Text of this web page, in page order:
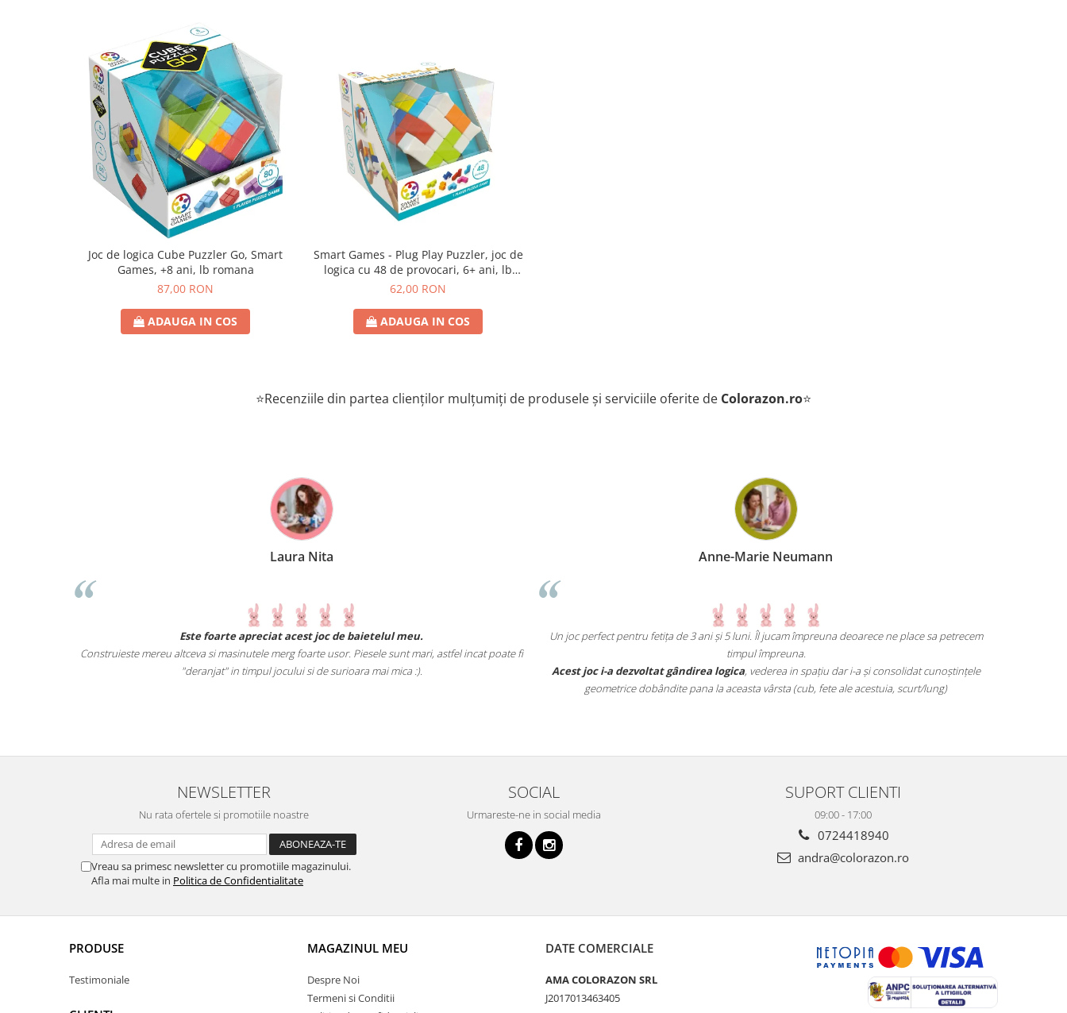
Joc de logica Cube Puzzler Go, Smart
Games, +8 ani, lb romana
87,00 RON
ADAUGA IN COS
Smart Games - Plug Play Puzzler, joc de
logica cu 48 de provocari, 6+ ani, lb
romana
62,00 RON
ADAUGA IN COS
⭐Recenziile din partea clienților mulțumiți de produsele și serviciile oferite de Colorazon.ro⭐
Laura Nita
Este foarte apreciat acest joc de baietelul meu.
Construieste mereu altceva si masinutele merg foarte usor. Piesele sunt mari, astfel incat poate fi
"deranjat" in timpul jocului si de surioara mai mica :).
Anne-Marie Neumann
Un joc perfect pentru fetița de 3 ani și 5 luni. Îl jucam împreuna deoarece ne place sa petrecem
timpul împreuna.
Acest joc i-a dezvoltat gândirea logica, vederea in spațiu dar i-a și consolidat cunoștințele
geometrice dobândite pana la aceasta vârsta (cub, fete ale acestuia, scurt/lung)
NEWSLETTER
Nu rata ofertele si promotiile noastre
Vreau sa primesc newsletter cu promotiile magazinului.
Afla mai multe in Politica de Confidentialitate
SOCIAL
Urmareste-ne in social media
SUPORT CLIENTI
09:00 - 17:00
0724418940
andra@colorazon.ro
PRODUSE
Testimoniale
MAGAZINUL MEU
Despre Noi
Termeni si Conditii
DATE COMERCIALE
AMA COLORAZON SRL
J2017013463405